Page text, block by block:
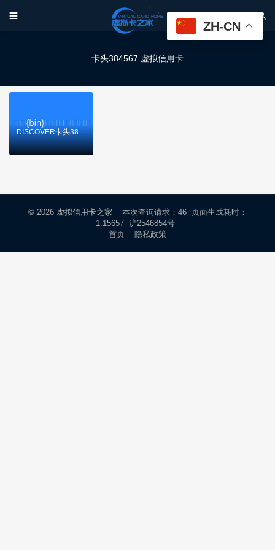
 
卡头384567 虚拟信用卡
DISCOVER卡头384567虚拟卡基础信息
© 2026 虚拟信用卡之家 本次查询请求：46 页面生成耗时：
1.15657 沪2546854号
首页
隐私政策
ZH-CN